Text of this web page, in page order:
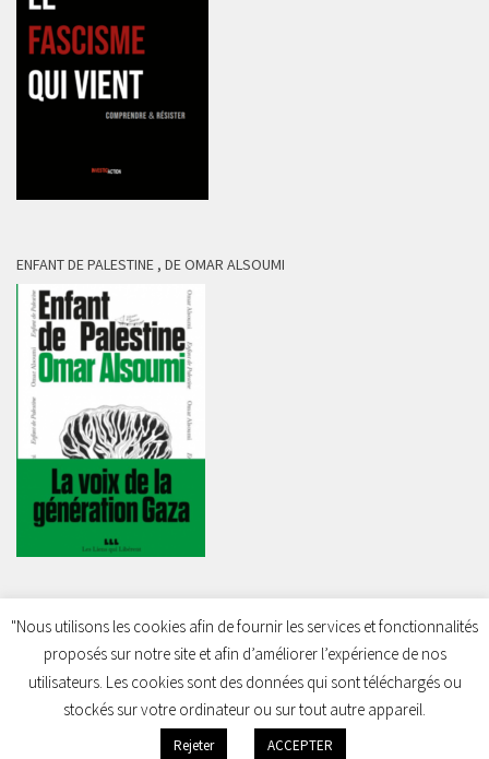
ENFANT DE PALESTINE , DE OMAR ALSOUMI
Charleroi Pour la Palestine © 2026. Tous droits réservés.
"Nous utilisons les cookies afin de fournir les services et fonctionnalités
proposés sur notre site et afin d’améliorer l’expérience de nos
utilisateurs. Les cookies sont des données qui sont téléchargés ou
stockés sur votre ordinateur ou sur tout autre appareil.
Rejeter ACCEPTER